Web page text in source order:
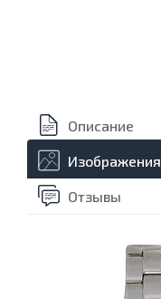
Описание
Изображения
Отзывы